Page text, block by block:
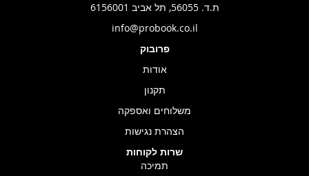
ת.ד. 56055, תל אביב 6156001
info@probook.co.il
פרובוק
אודות
תקנון
משלוחים ואספקה
הצהרת נגישות
שרות לקוחות
תמיכה